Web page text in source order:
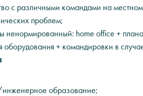
с различными командами на
проблем;
ненормированный: home office +
оборудования + командировки в
образование;